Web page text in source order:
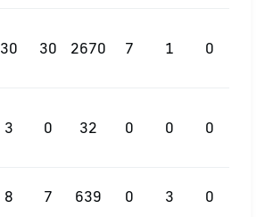
30 30 2670 7 1 0
3 0 32 0 0 0
8 7 639 0 3 0